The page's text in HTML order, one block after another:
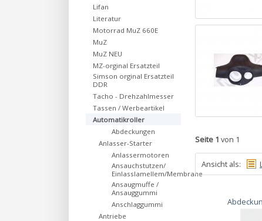
Seite 1 von 1
Ansicht als:
Lifan
Literatur
Motorrad MuZ 660E
MuZ
MuZ NEU
MZ-orginal Ersatzteil
Simson orginal Ersatzteil
DDR
Tacho - Drehzahlmesser
Tassen / Werbeartikel
Automatikroller
Abdeckungen
Anlasser-Starter
Anlassermotoren
Ansauchstutzen/
Einlasslamellem/Membrane
Ansaugmuffe /
Ansauggummi
Anschlaggummi
Antriebe